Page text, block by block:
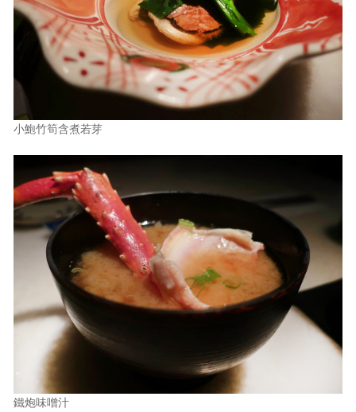
小鮑竹筍含煮若芽
鐵炮味噌汁